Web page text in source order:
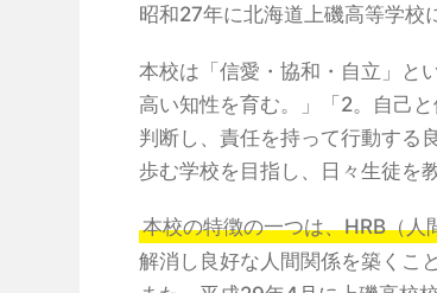
昭和27年に北海道上磯高等学校
本校は「信愛・協和・自立」と
高い知性を育む。」「2。自己
判断し、責任を持って行動する
歩む学校を目指し、日々生徒を
本校の特徴の一つは、HRB（人
解消し良好な人間関係を築くこ